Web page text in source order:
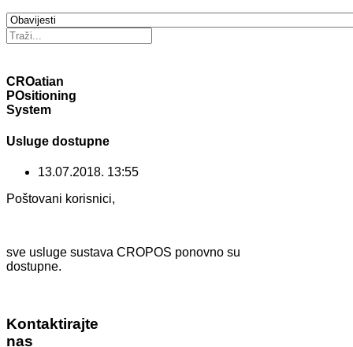
CROatian
POsitioning
System
Usluge dostupne
13.07.2018. 13:55
Poštovani korisnici,
sve usluge sustava CROPOS ponovno su
dostupne.
Kontaktirajte
nas